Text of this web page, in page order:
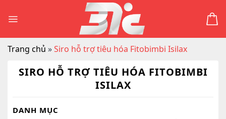
Trang chủ »Siro hỗ trợ tiêu hóa Fitobimbi Isilax
SIRO HỖ TRỢ TIÊU HÓA FITOBIMBI
ISILAX
DANH MỤC